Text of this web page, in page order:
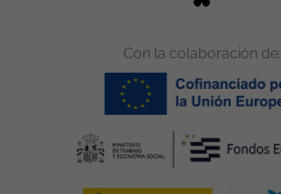
Con la colaboración de: